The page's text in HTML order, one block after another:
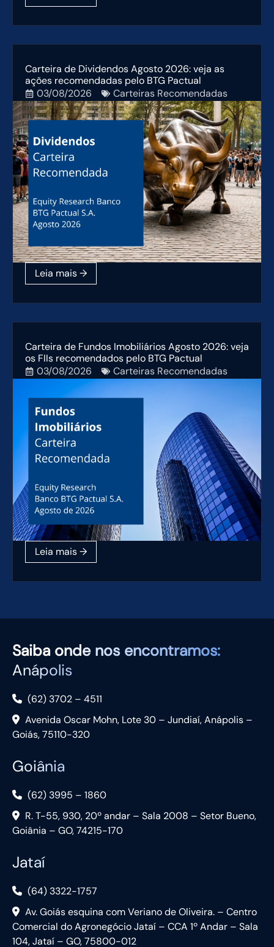
Carteira de Dividendos Agosto 2026: veja as
ações recomendadas pelo BTG Pactual
03/08/2026
Carteiras Recomendadas
Carteira de Fundos Imobiliários Agosto 2026: veja
os FIIs recomendados pelo BTG Pactual
03/08/2026
Carteiras Recomendadas
Saiba onde nos encontramos:
Anápolis
(62) 3702 – 4511
Avenida Oscar Mohn, Lote 30 – Jundiaí, Anápolis –
Goiás, 75110-320
Goiânia
(62) 3995 – 1860
R. T-55, 930, 20º andar – Sala 2008 – Setor Bueno,
Goiânia – GO, 74215-170
Jataí
(64) 3322-1757
Av. Goiás esquina com Veriano de Oliveira. – Centro
Comercial do Agronegócio Jataí – CCA 1º Andar – Sala
104, Jataí – GO, 75800-012